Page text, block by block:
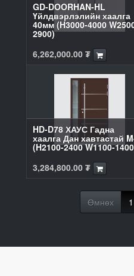
GD-DOORHAN-HL
Үйлдвэрлэлийн хаалга
40мм (H3000-4000
2900)
6,262,000.00₮
HD-D78 ХАУС Гадна
хаалга Дан хавтастай
(H2100-2400 W1100-
3,284,800.00₮
Өмнөх 1